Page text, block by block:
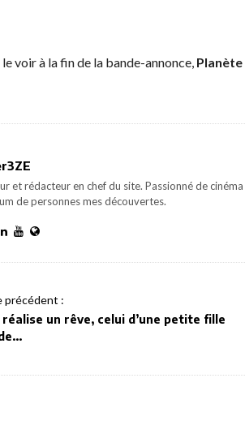
voir à la fin de la bande-annonce, Planète
et rédacteur en chef du site. Passionné de
de personnes mes découvertes.
précédent :
réalise un rêve, celui d’une petite fille